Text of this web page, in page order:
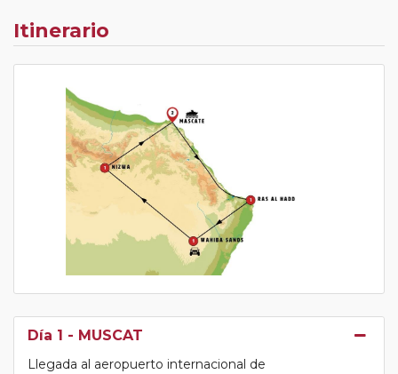
Itinerario
Día 1 - MUSCAT
Llegada al aeropuerto internacional de